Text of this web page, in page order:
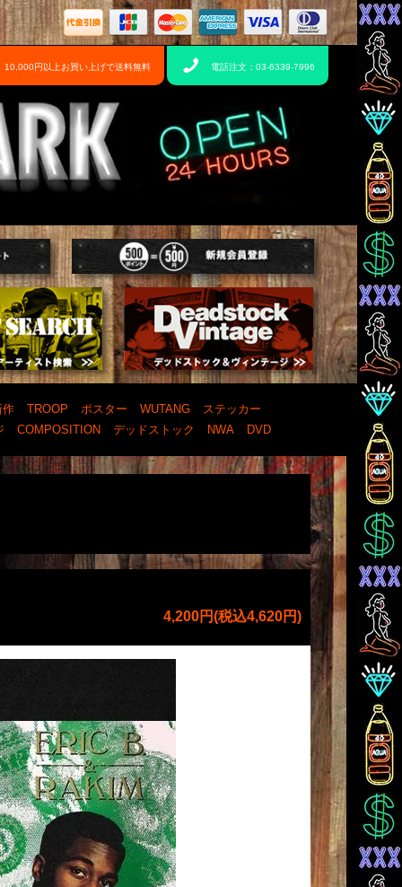
10,000円以上お買い上げで送料無料 電話注文：03-6339-7996
作 TROOP ポスター WUTANG
ステッカー
COMPOSITION デッドストック NWA DVD
4,200円(税込4,620円)